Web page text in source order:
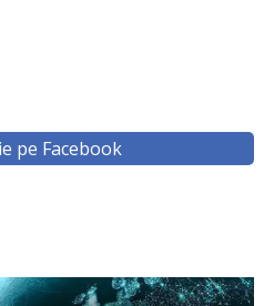
pe Facebook